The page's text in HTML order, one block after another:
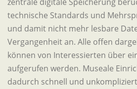
technische Standards und
und damit nicht mehr lesbare
Vergangenheit an. Alle offen
können von Interessierten über
aufgerufen werden. Museale
dadurch schnell und